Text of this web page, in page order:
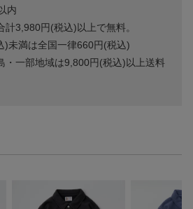
内
計3,980円(税込)以上で無料。
)未満は全国一律660円(税込)
・一部地域は9,800円(税込)以上送料